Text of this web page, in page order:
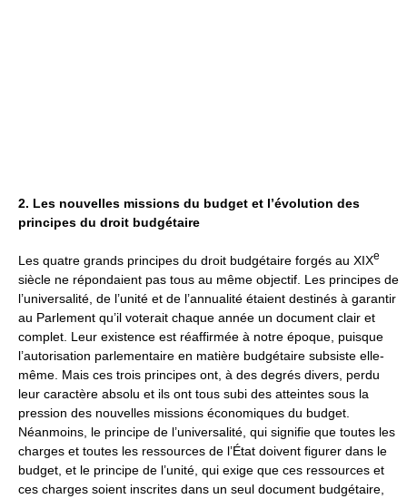
2. Les nouvelles missions du budget et l’évolution des
principes du droit budgétaire
Les quatre grands principes du droit budgétaire forgés au XIXe
siècle ne répondaient pas tous au même objectif. Les principes de
l’universalité, de l’unité et de l’annualité étaient destinés à garantir
au Parlement qu’il voterait chaque année un document clair et
complet. Leur existence est réaffirmée à notre époque, puisque
l’autorisation parlementaire en matière budgétaire subsiste elle-
même. Mais ces trois principes ont, à des degrés divers, perdu
leur caractère absolu et ils ont tous subi des atteintes sous la
pression des nouvelles missions économiques du budget.
Néanmoins, le principe de l’universalité, qui signifie que toutes les
charges et toutes les ressources de l’État doivent figurer dans le
budget, et le principe de l’unité, qui exige que ces ressources et
ces charges soient inscrites dans un seul document budgétaire,